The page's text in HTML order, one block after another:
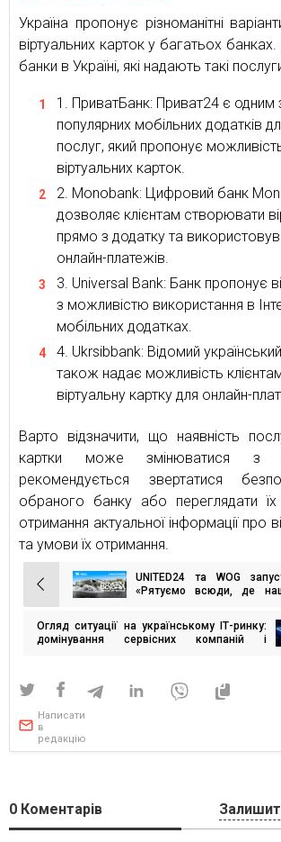
Україна пропонує різноманітні
віртуальних карток у багатьох банках.
банки в Україні, які надають такі
ПриватБанк: Приват24 є одним
популярних мобільних додатків
послуг, який пропонує
віртуальних карток.
Monobank: Цифровий банк
дозволяє клієнтам створювати
прямо з додатку та
онлайн-платежів.
Universal Bank: Банк пропонує
з можливістю використання в
мобільних додатках.
Ukrsibbank: Відомий
також надає можливість
віртуальну картку для онлайн-
Варто відзначити, що наявність
картки може змінюватися з
рекомендується звертатися
обраного банку або переглядати
отримання актуальної інформації про
та умови їх отримання.
Навігація
записів
UNITED24 та WOG
«Рятуємо всюди, де
Огляд ситуації на українському ІТ-ринку:
домінування сервісних компаній і
Написати
в
редакцію
0 Коментарів